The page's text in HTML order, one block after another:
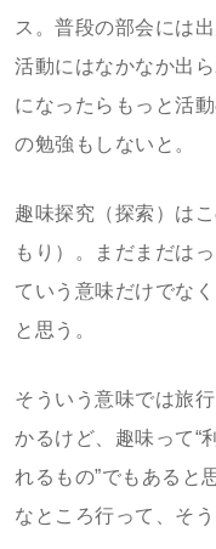
ス。普段の部会には
活動にはなかなか出
になったらもっと活
の勉強もしないと。
趣味探究（探索）は
もり）。まだまだは
ていう意味だけでな
と思う。
そういう意味では旅
かるけど、趣味って“
れるもの”でもあると
なところ行って、そ